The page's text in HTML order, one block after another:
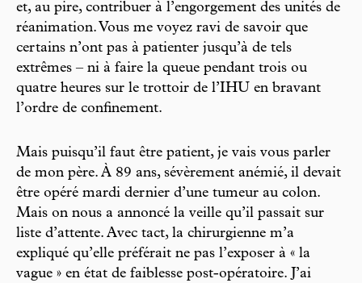
et, au pire, contribuer à l’engorgement des unités de
réanimation. Vous me voyez ravi de savoir que
certains n’ont pas à patienter jusqu’à de tels
extrêmes – ni à faire la queue pendant trois ou
quatre heures sur le trottoir de l’IHU en bravant
l’ordre de confinement.
Mais puisqu’il faut être patient, je vais vous parler
de mon père. À 89 ans, sévèrement anémié, il devait
être opéré mardi dernier d’une tumeur au colon.
Mais on nous a annoncé la veille qu’il passait sur
liste d’attente. Avec tact, la chirurgienne m’a
expliqué qu’elle préférait ne pas l’exposer à « la
vague » en état de faiblesse post-opératoire. J’ai